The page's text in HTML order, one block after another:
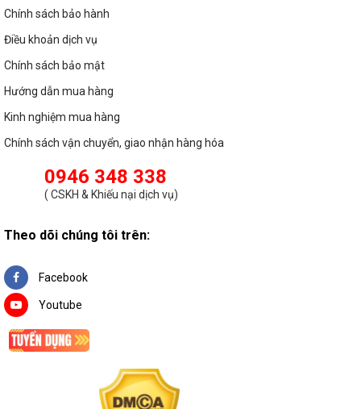
Chính sách bảo hành
Điều khoản dịch vụ
Chính sách bảo mật
Hướng dẫn mua hàng
Kinh nghiệm mua hàng
Chính sách vận chuyển, giao nhận hàng hóa
0946 348 338
( CSKH & Khiếu nại dịch vụ)
Theo dõi chúng tôi trên:
Facebook
Youtube